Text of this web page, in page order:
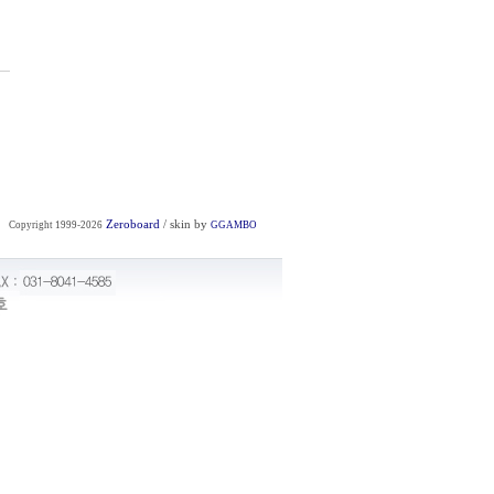
Copyright 1999-2026 Zeroboard / skin by GGAMBO